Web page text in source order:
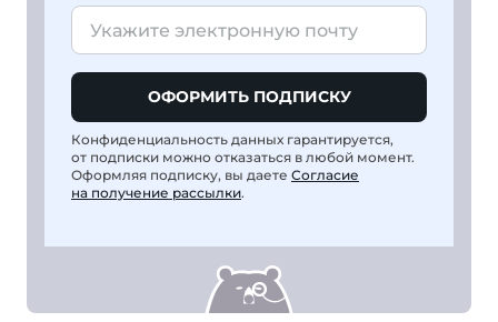
ОФОРМИТЬ ПОДПИСКУ
Конфиденциальность данных гарантируется,
от подписки можно отказаться в любой момент.
Оформляя подписку, вы даете Согласие
на получение рассылки.